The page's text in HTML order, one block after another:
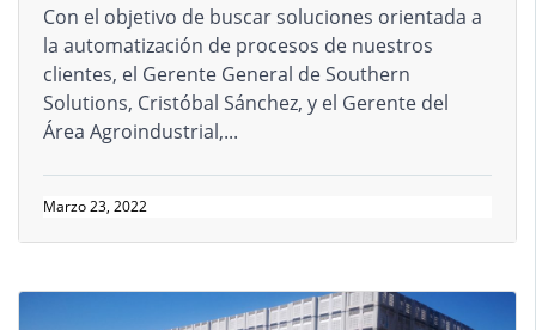
Con el objetivo de buscar soluciones orientada a
la automatización de procesos de nuestros
clientes, el Gerente General de Southern
Solutions, Cristóbal Sánchez, y el Gerente del
Área Agroindustrial,...
Marzo 23, 2022